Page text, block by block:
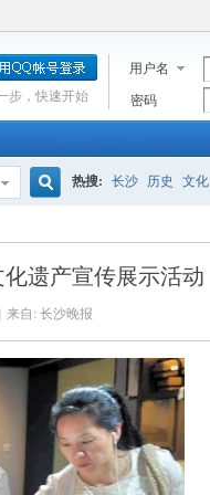
用户名
密码
步，快速开始
索
热搜: 长沙 历史 文化
遗产宣传展示活动
来自: 长沙晚报